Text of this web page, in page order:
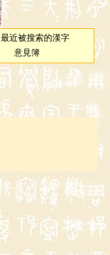
最近被搜索的漢字
意見簿